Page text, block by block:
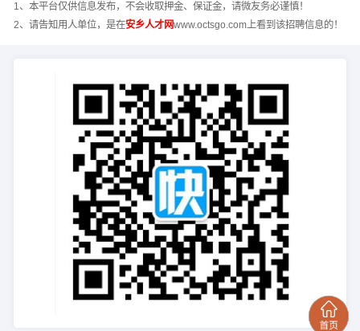
1、本平台仅供信息发布，不会收取押金、保证金，请微友务必谨慎！
2、请告知用人单位，是在安乡人才网www.octsgo.com上看到该招聘信息的！